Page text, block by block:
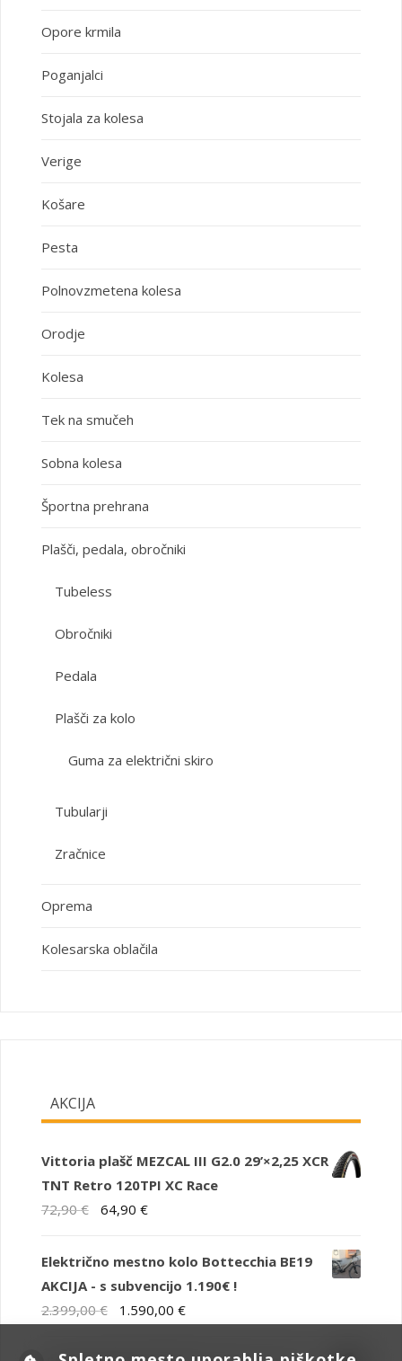
Opore krmila
Poganjalci
Stojala za kolesa
Verige
Košare
Pesta
Polnovzmetena kolesa
Orodje
Kolesa
Tek na smučeh
Sobna kolesa
Športna prehrana
Plašči, pedala, obročniki
Tubeless
Obročniki
Pedala
Plašči za kolo
Guma za električni skiro
Tubularji
Zračnice
Oprema
Kolesarska oblačila
AKCIJA
Vittoria plašč MEZCAL III G2.0 29’×2,25 XCR
TNT Retro 120TPI XC Race
72,90€
Izvirna
je
bila:
72,90 €.
64,90€Trenutna
je:
64,90 €.
Električno mestno kolo Bottecchia BE19
AKCIJA - s subvencijo 1.190€ !
2.399,00€
Izvirna
1.590,00€Trenutna